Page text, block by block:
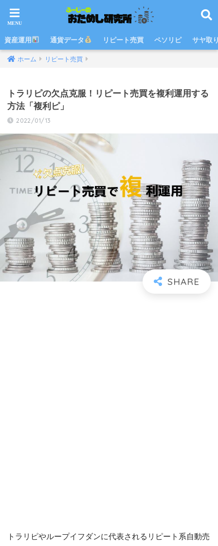
資産運用 通貨データ リピート売買 ペソリピ サヤ取
ホーム リピート売買
トラリピの欠点克服！リピート売買を複利運用する
方法「複利ピ」
2022/01/13
トラリピやループイフダンに代表されるリピート系自動売